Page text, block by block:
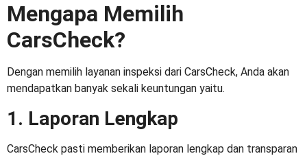
Mengapa Memilih
CarsCheck?
Dengan memilih layanan inspeksi dari CarsCheck, Anda akan
mendapatkan banyak sekali keuntungan yaitu.
1. Laporan Lengkap
CarsCheck pasti memberikan laporan lengkap dan transparan